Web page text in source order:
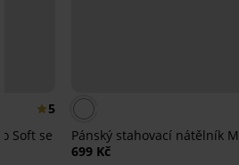
5
Soft se
Pánský stahovací nátělník
699 Kč